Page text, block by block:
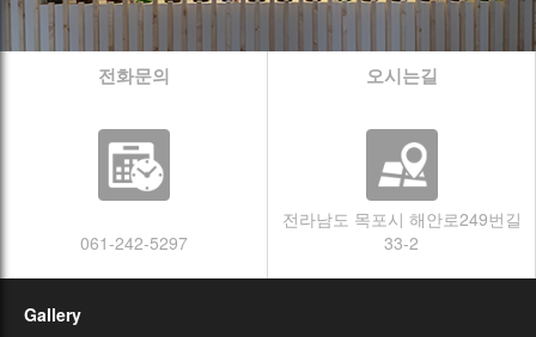
전화문의
061-242-5297
오시는길
전라남도 목포시 해안로249번길
33-2
Gallery